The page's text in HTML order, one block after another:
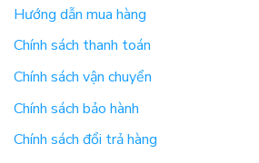
Hướng dẫn mua hàng
Chính sách thanh toán
Chính sách vận chuyển
Chính sách bảo hành
Chính sách đổi trả hàng